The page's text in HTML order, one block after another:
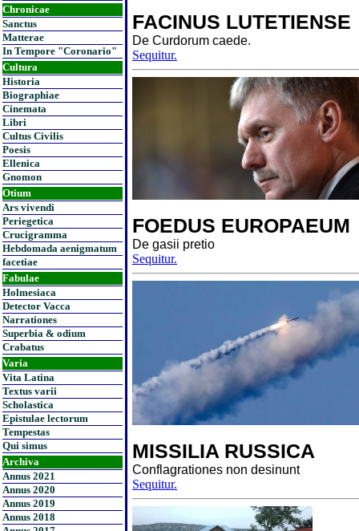
Chronicae
Sanctus
Matterae
In Tempore "Coronario"
Cultura
Historia
Biographiae
Cinemata
Libri
Cultus Civilis
Poesis
Ellenica
Gnomon
Otium
Ars vivendi
Periegetica
Crucigramma
Hebdomada aenigmatum
facetiae
Fabulae
Holmesiaca
Detector Vacca
Narrationes
Superbia & odium
Crabatus
Varia
Vita Latina
Textus varii
Scholastica
Epistulae lectorum
Tempestas
Qui simus
Archiva
Annus 2021
Annus 2020
Annus 2019
Annus 2018
FACINUS LUTETIENSE
De Curdorum caede.
Sequitur.
FOEDUS EUROPAEUM
De gasii pretio
Sequitur.
MISSILIA RUSSICA
Conflagrationes non desinunt
Sequitur.